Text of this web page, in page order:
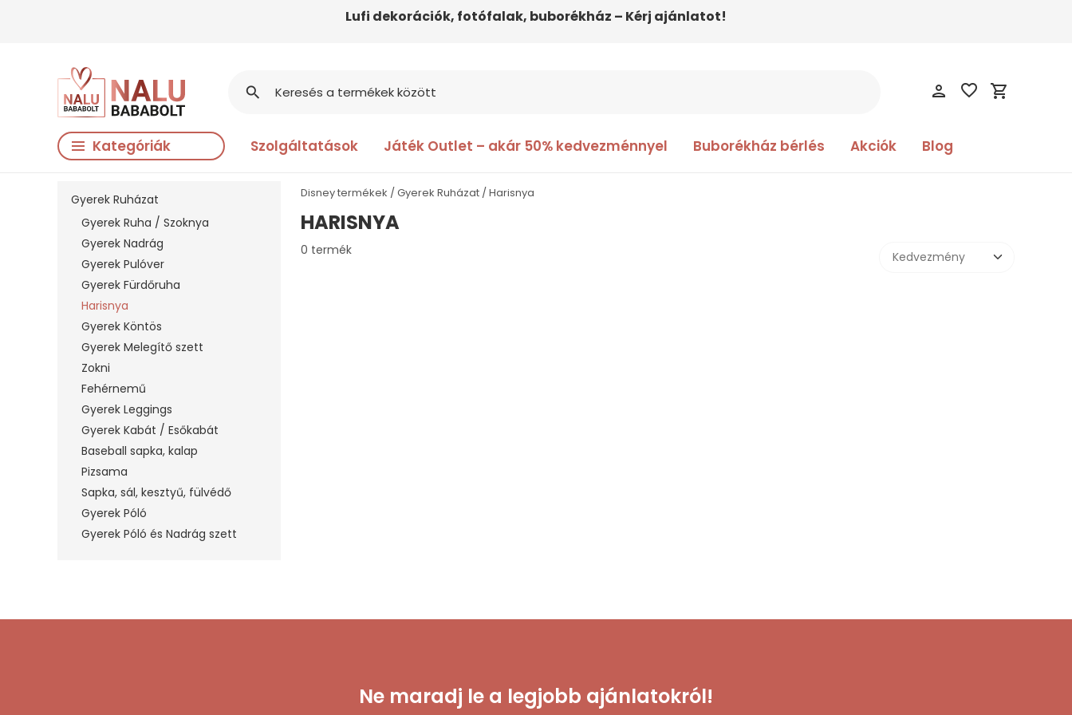
Lufi dekorációk, fotófalak, buborékház – Kérj ajánlatot!
Kategóriák Szolgáltatások Játék Outlet – akár 50% kedvezménnyel Buborékház bérlés Akciók Blog
person favorite_border shopping_cart
search
Gyerek Ruházat
Gyerek Ruha / Szoknya
Gyerek Nadrág
Gyerek Pulóver
Gyerek Fürdőruha
Harisnya
Gyerek Köntös
Gyerek Melegítő szett
Zokni
Fehérnemű
Gyerek Leggings
Gyerek Kabát / Esőkabát
Baseball sapka, kalap
Pizsama
Sapka, sál, kesztyű, fülvédő
Gyerek Póló
Gyerek Póló és Nadrág szett
Disney termékek Gyerek Ruházat Harisnya
HARISNYA
0 termék
Ne maradj le a legjobb ajánlatokról!